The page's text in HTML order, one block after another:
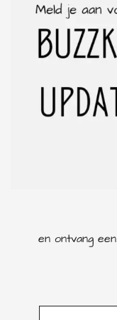
symphonic metal
en ontvang